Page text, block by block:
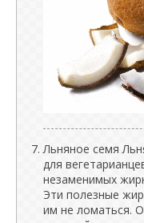
Льняное семя
для
незаменимых
Эти полезные
им не ломаться.